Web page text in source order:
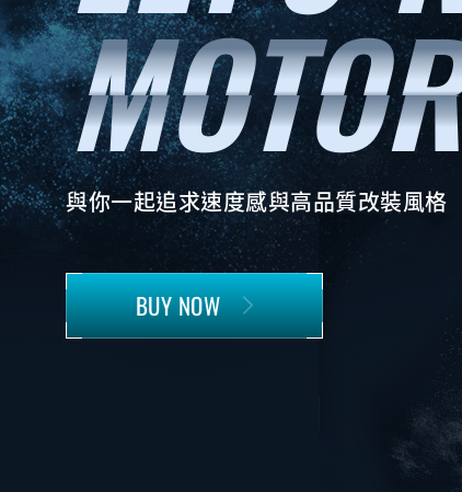
與你一起追求速度感與高品質改裝風格
BUY NOW